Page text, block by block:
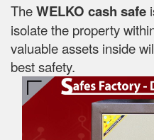
TheWELKO cash safe
isolate the property
valuable assets inside
best safety.